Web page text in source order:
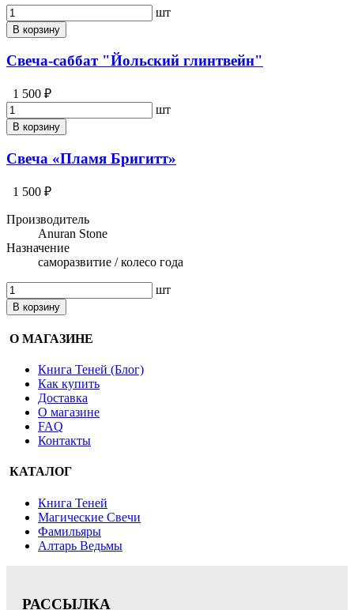
шт
В корзину
Свеча-саббат "Йольский глинтвейн"
1 500 ₽
шт
В корзину
Свеча «Пламя Бригитт»
1 500 ₽
Производитель
Anuran Stone
Назначение
саморазвитие / колесо года
шт
В корзину
О МАГАЗИНЕ
Книга Теней (Блог)
Как купить
Доставка
О магазине
FAQ
Контакты
КАТАЛОГ
Книга Теней
Магические Свечи
Фамильяры
Алтарь Ведьмы
РАССЫЛКА